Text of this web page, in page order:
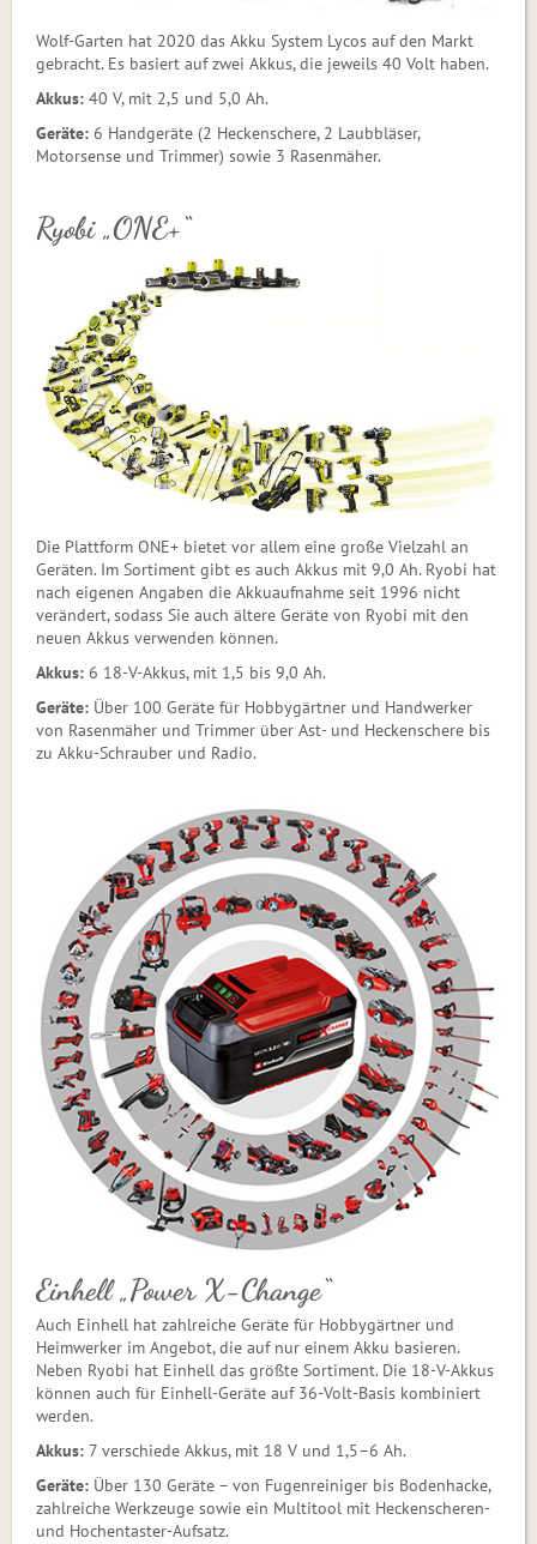
Wolf-Garten hat 2020 das Akku System Lycos auf den Markt
gebracht. Es basiert auf zwei Akkus, die jeweils 40 Volt haben.
Akkus: 40 V, mit 2,5 und 5,0 Ah.
Geräte: 6 Handgeräte (2 Heckenschere, 2 Laubbläser,
Motorsense und Trimmer) sowie 3 Rasenmäher.
Ryobi „ONE+“
Die Plattform ONE+ bietet vor allem eine große Vielzahl an
Gerä­ten. Im Sortiment gibt es auch Ak­kus mit 9,0 Ah. Ryobi hat
nach eigenen Angaben die Akkuaufnahme seit 1996 nicht
verändert, sodass Sie auch ältere Geräte von Ryobi mit den
neuen Akkus verwenden können.
Akkus: 6 18-V-Akkus, mit 1,5 bis 9,0 Ah.
Geräte: Über 100 Geräte für Hobbygärtner und Handwerker
von Rasenmäher und Trimmer über Ast- und He­ckenschere bis
zu Akku-Schrauber und Radio.
Einhell „Power X-Change“
Auch Einhell hat zahlreiche Geräte für Hobbygärtner und
Heimwerker im Angebot, die auf nur einem Akku basieren.
Neben Ryobi hat Ein­hell das größte Sortiment. Die 18-V-Akkus
können auch für Einhell-Geräte auf 36-Volt-Ba­sis kombiniert
werden.
Akkus: 7 verschiede Akkus, mit 18 V und 1,5–6 Ah.
Geräte: Über 130 Geräte – von Fugenreiniger bis Bodenhacke,
zahlreiche Werkzeuge sowie ein Multitool mit Heckenscheren-
und Hochentaster-Aufsatz.